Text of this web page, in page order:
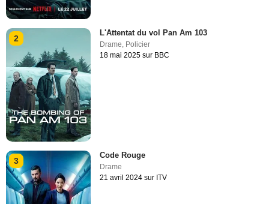
2
L'Attentat du vol Pan Am 103
Drame, Policier
18 mai 2025 sur BBC
3
Code Rouge
Drame
21 avril 2024 sur ITV